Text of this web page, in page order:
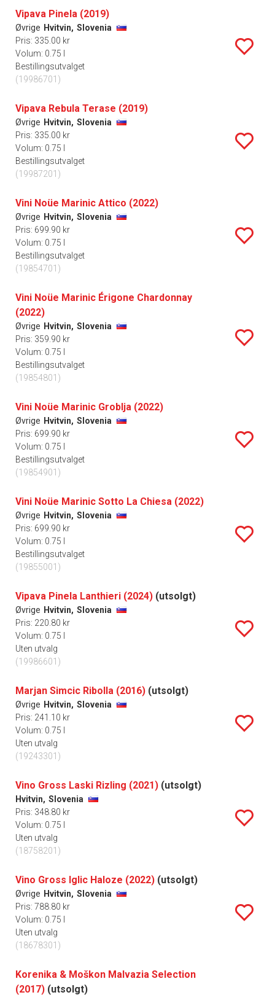
Vipava Pinela (2019)
Øvrige Hvitvin, Slovenia
Pris: 335.00 kr
Volum: 0.75 l
Bestillingsutvalget
(19986701)
Vipava Rebula Terase (2019)
Øvrige Hvitvin, Slovenia
Pris: 335.00 kr
Volum: 0.75 l
Bestillingsutvalget
(19987201)
Vini Noüe Marinic Attico (2022)
Øvrige Hvitvin, Slovenia
Pris: 699.90 kr
Volum: 0.75 l
Bestillingsutvalget
(19854701)
Vini Noüe Marinic Érigone Chardonnay
(2022)
Øvrige Hvitvin, Slovenia
Pris: 359.90 kr
Volum: 0.75 l
Bestillingsutvalget
(19854801)
Vini Noüe Marinic Groblja (2022)
Øvrige Hvitvin, Slovenia
Pris: 699.90 kr
Volum: 0.75 l
Bestillingsutvalget
(19854901)
Vini Noüe Marinic Sotto La Chiesa (2022)
Øvrige Hvitvin, Slovenia
Pris: 699.90 kr
Volum: 0.75 l
Bestillingsutvalget
(19855001)
Vipava Pinela Lanthieri (2024) (utsolgt)
Øvrige Hvitvin, Slovenia
Pris: 220.80 kr
Volum: 0.75 l
Uten utvalg
(19986601)
Marjan Simcic Ribolla (2016) (utsolgt)
Øvrige Hvitvin, Slovenia
Pris: 241.10 kr
Volum: 0.75 l
Uten utvalg
(19243301)
Vino Gross Laski Rizling (2021) (utsolgt)
Hvitvin, Slovenia
Pris: 348.80 kr
Volum: 0.75 l
Uten utvalg
(18758201)
Vino Gross Iglic Haloze (2022) (utsolgt)
Øvrige Hvitvin, Slovenia
Pris: 788.80 kr
Volum: 0.75 l
Uten utvalg
(18678301)
Korenika & Moškon Malvazia Selection
(2017) (utsolgt)